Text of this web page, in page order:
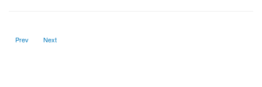
Previous article: Alocatia sustinere familie
Prev Next article: Asistenta sociala
Next